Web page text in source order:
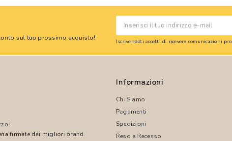
sul tuo prossimo acquisto! Iscrivendoti accetti di ricevere comunicazioni
firmate dai migliori brand.
Informazioni
Chi Siamo
Pagamenti
Spedizioni
Reso e Recesso